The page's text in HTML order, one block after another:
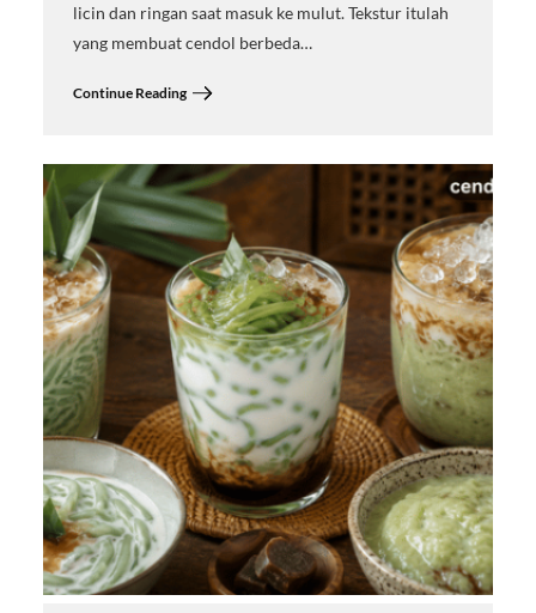
licin dan ringan saat masuk ke mulut. Tekstur itulah
yang membuat cendol berbeda…
Continue Reading